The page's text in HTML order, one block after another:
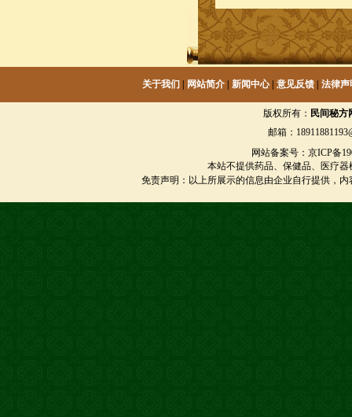
关于我们 网站简介 新闻中心| 意见反馈 法律声
版权所有： 民间秘方
邮箱：
网站备案号：京ICP备
本站不提供药品、保健品、医疗
免责声明：以上所展示的信息由企业自行提供，